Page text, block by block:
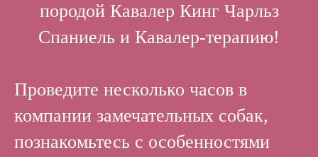
породой Кавалер Кинг Чарльз
Спаниель и Кавалер-терапию!
Проведите несколько часов в
компании замечательных собак,
познакомьтесь с особенностями